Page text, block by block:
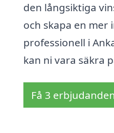
den långsiktiga
och skapa en
professionell i
kan ni vara säkra
Få 3